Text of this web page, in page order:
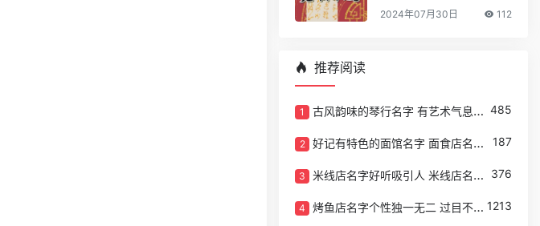
2024年07月30日 112
推荐阅读
1 古风韵味的琴行名字 有艺术气息的琴行名字 485
2 好记有特色的面馆名字 面食店名字好听顺口 187
3 米线店名字好听吸引人 米线店名字洋气有内涵 376
4 烤鱼店名字个性独一无二 过目不忘的烤鱼店名字 1213